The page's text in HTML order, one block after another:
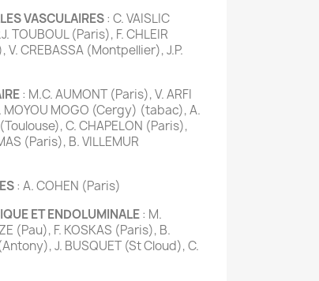
VASCULAIRES: C. VAISLIC
TOUBOUL (Paris), F. CHLEIR
CREBASSA (Montpellier), J.P.
: M.C. AUMONT (Paris), V. ARFI
MOYOU MOGO (Cergy) (tabac), A.
C. CHAPELON (Paris),
(Paris), B. VILLEMUR
: A. COHEN (Paris)
ET ENDOLUMINALE: M.
(Pau), F. KOSKAS (Paris), B.
J. BUSQUET (St Cloud), C.